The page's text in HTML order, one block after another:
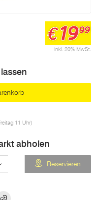
inkl. 20% MwSt.
€1999
11 Uhr)
abholen
Reservieren